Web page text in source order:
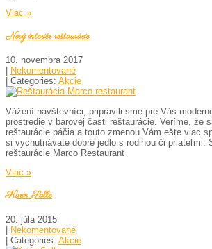
Viac »
Nový interiér reštaurácie
10. novembra 2017
Nekomentované
| Categories: Akcie
Vážení návštevníci, pripravili sme pre Vás
prostredie v barovej časti reštaurácie. Veríme, že
reštaurácie páčia a touto zmenou Vám ešte viac
si vychutnávate dobré jedlo s rodinou či priateľmi.
reštaurácie Marco Restaurant
Viac »
Karin Salle
20. júla 2015
| Nekomentované
| Categories: Akcie